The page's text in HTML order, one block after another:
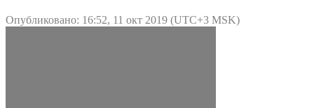
Опубликовано: 16:52, 11 окт 2019 (UTC+3 MSK)